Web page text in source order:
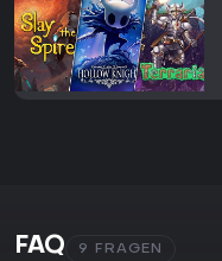
FAQ 9 FRAGEN